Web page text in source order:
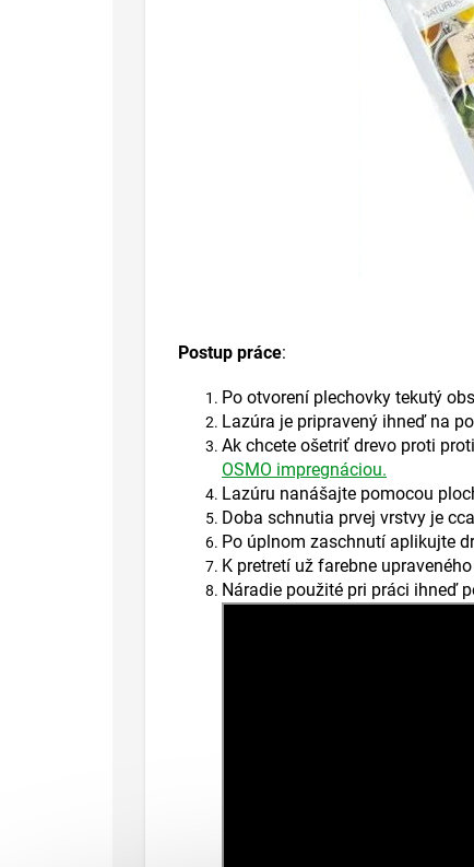
Postup práce:
Po otvorení plechovky tekutý
Lazúra je pripravený ihneď na
Ak chcete ošetriť drevo proti
OSMO impregnáciou.
Lazúru nanášajte pomocou
Doba schnutia prvej vrstvy je
Po úplnom zaschnutí aplikujte
K pretretí už farebne
Náradie použité pri práci ihneď